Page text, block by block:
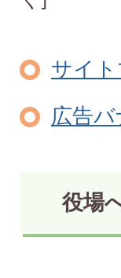
サイ
広告
役場